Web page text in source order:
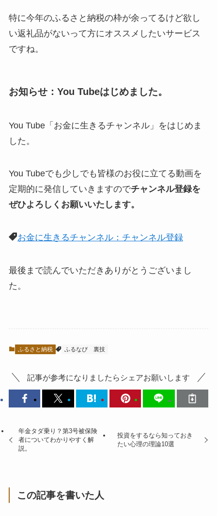
特に今年のふるさと納税の枠が余ってるけど欲し
い返礼品がないって方にオススメしたいサービス
ですね。
お知らせ：You Tubeはじめました。
You Tube「お金に生きるチャンネル」をはじめま
した。
You Tubeでも少しでも皆様のお役に立てる動画を
定期的に発信していきますのでチャンネル登録を
ぜひよろしくお願いいたします。
お金に生きるチャンネル：チャンネル登録
最後まで読んでいただきありがとうございまし
た。
ふるさと納税 ふるなび 裏技
記事が参考になりましたらシェアお願いします
年金タダ乗り？第3号被保険
者についてわかりやすく解
説。
投資をするなら知っておき
たい心理の理論10選
この記事を書いた人